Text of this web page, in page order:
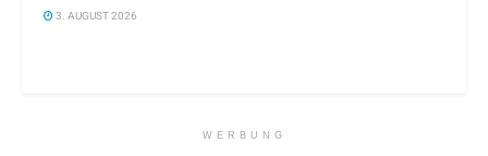
3. AUGUST 2026
WERBUNG